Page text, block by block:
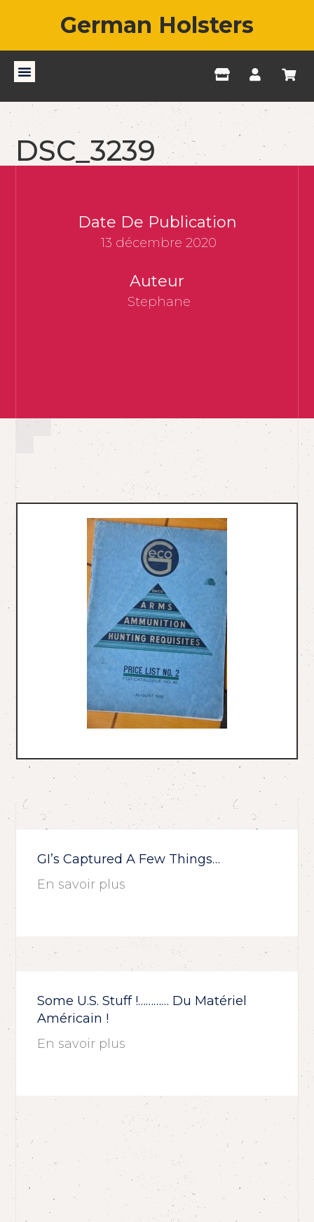
German Holsters
DSC_3239
Date De Publication
13 décembre 2020
Auteur
Stephane
GI’s Captured A Few Things…
En savoir plus
Some U.S. Stuff !………… Du Matériel
Américain !
En savoir plus